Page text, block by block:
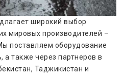
широкий выбор
мировых производителей –
поставляем оборудование
а также через партнеров в
Таджикистан и